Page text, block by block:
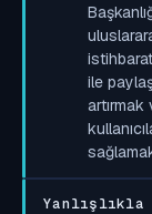
ile
Yanlışlıkla